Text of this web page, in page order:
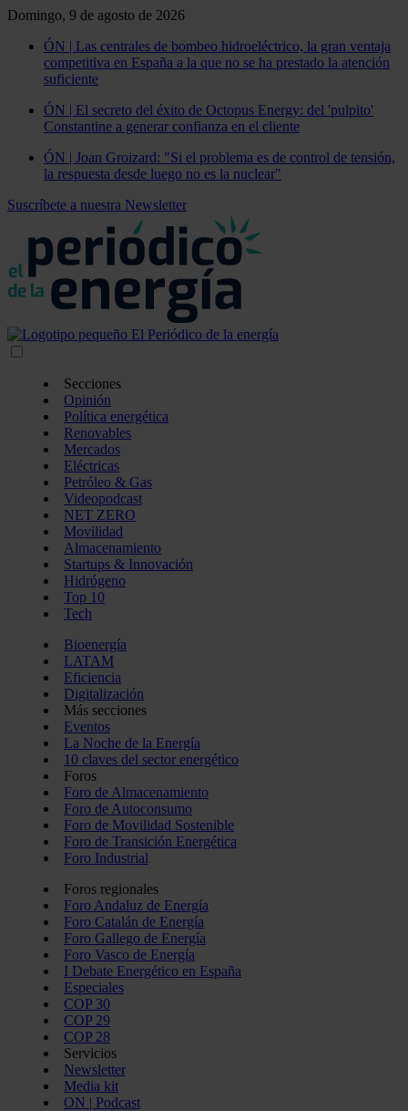
Domingo, 9 de agosto de 2026
ÓN | Las centrales de bombeo hidroeléctrico, la gran ventaja
competitiva en España a la que no se ha prestado la atención
suficiente
ÓN | El secreto del éxito de Octopus Energy: del 'pulpito'
Constantine a generar confianza en el cliente
ÓN | Joan Groizard: "Si el problema es de control de tensión,
la respuesta desde luego no es la nuclear"
Suscríbete a nuestra Newsletter
Secciones
Opinión
Política energética
Renovables
Mercados
Eléctricas
Petróleo & Gas
Videopodcast
NET ZERO
Movilidad
Almacenamiento
Startups & Innovación
Hidrógeno
Top 10
Tech
Bioenergía
LATAM
Eficiencia
Digitalización
Más secciones
Eventos
La Noche de la Energía
10 claves del sector energético
Foros
Foro de Almacenamiento
Foro de Autoconsumo
Foro de Movilidad Sostenible
Foro de Transición Energética
Foro Industrial
Foros regionales
Foro Andaluz de Energía
Foro Catalán de Energía
Foro Gallego de Energía
Foro Vasco de Energía
I Debate Energético en España
Especiales
COP 30
COP 29
COP 28
Servicios
Newsletter
Media kit
ON | Podcast